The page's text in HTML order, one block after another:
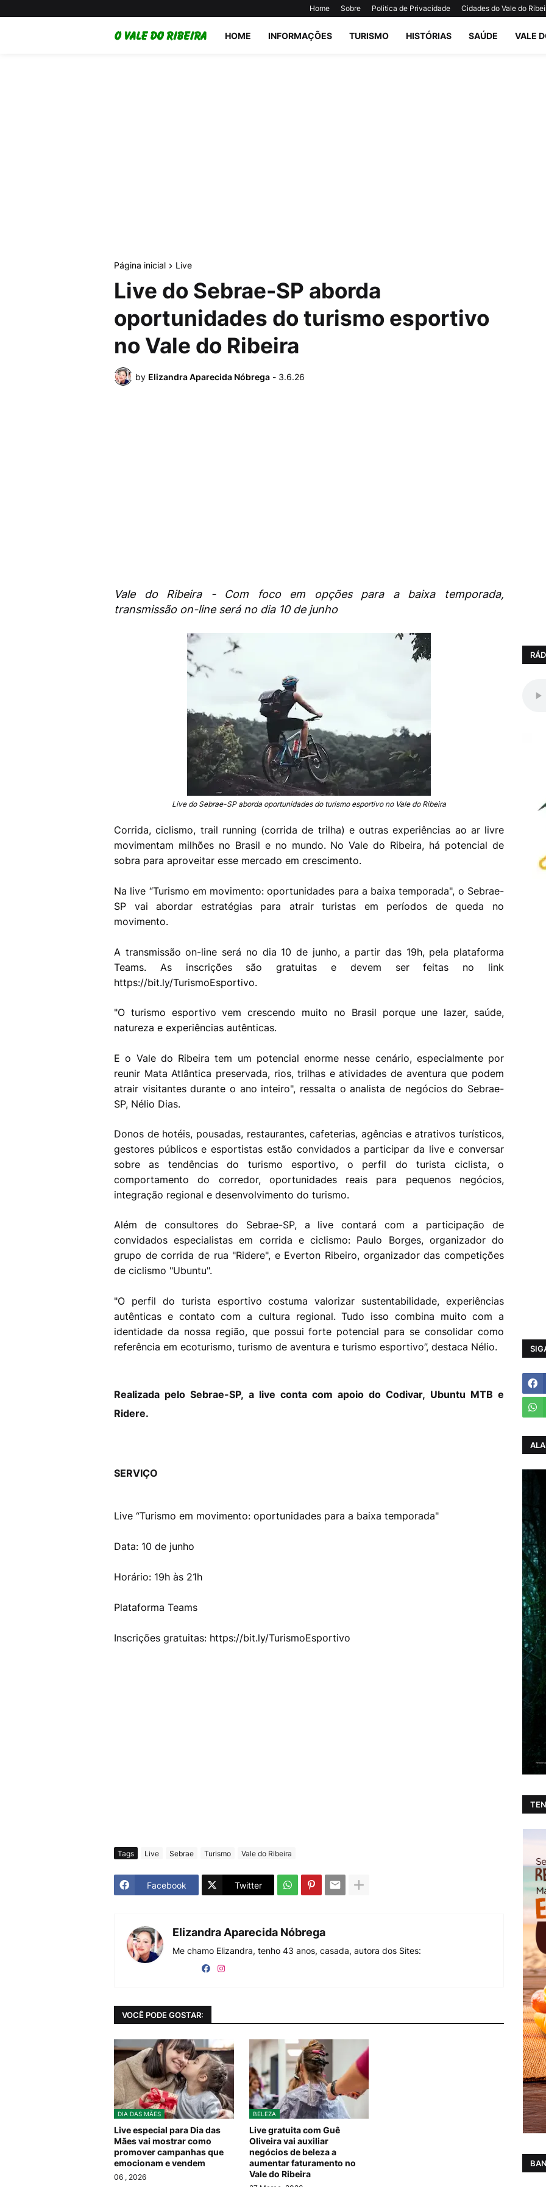
Home Sobre Politica de Privacidade Cidades do Vale do
HOME INFORMAÇÕES TURISMO HISTÓRIAS SAÚDE VALE
Página inicial Live
Live do Sebrae-SP aborda
oportunidades do turismo esportivo
no Vale do Ribeira
by Elizandra Aparecida Nóbrega - 3.6.26
Vale do Ribeira - Com foco em opções para a baixa temporada,
transmissão on-line será no dia 10 de junho
Live do Sebrae-SP aborda oportunidades do turismo esportivo no Vale do Ribeira
Corrida, ciclismo, trail running (corrida de trilha) e outras experiências ao ar livre
movimentam milhões no Brasil e no mundo. No Vale do Ribeira, há potencial de
sobra para aproveitar esse mercado em crescimento.
Na live “Turismo em movimento: oportunidades para a baixa temporada", o Sebrae-
SP vai abordar estratégias para atrair turistas em períodos de queda no
movimento.
A transmissão on-line será no dia 10 de junho, a partir das 19h, pela plataforma
Teams. As inscrições são gratuitas e devem ser feitas no link
https://bit.ly/TurismoEsportivo.
"O turismo esportivo vem crescendo muito no Brasil porque une lazer, saúde,
natureza e experiências autênticas.
E o Vale do Ribeira tem um potencial enorme nesse cenário, especialmente por
reunir Mata Atlântica preservada, rios, trilhas e atividades de aventura que podem
atrair visitantes durante o ano inteiro", ressalta o analista de negócios do Sebrae-
SP, Nélio Dias.
Donos de hotéis, pousadas, restaurantes, cafeterias, agências e atrativos turísticos,
gestores públicos e esportistas estão convidados a participar da live e conversar
sobre as tendências do turismo esportivo, o perfil do turista ciclista, o
comportamento do corredor, oportunidades reais para pequenos negócios,
integração regional e desenvolvimento do turismo.
Além de consultores do Sebrae-SP, a live contará com a participação de
convidados especialistas em corrida e ciclismo: Paulo Borges, organizador do
grupo de corrida de rua "Ridere", e Everton Ribeiro, organizador das competições
de ciclismo "Ubuntu".
"O perfil do turista esportivo costuma valorizar sustentabilidade, experiências
autênticas e contato com a cultura regional. Tudo isso combina muito com a
identidade da nossa região, que possui forte potencial para se consolidar como
referência em ecoturismo, turismo de aventura e turismo esportivo”, destaca Nélio.
Realizada pelo Sebrae-SP, a live conta com apoio do Codivar, Ubuntu MTB e
Ridere.
SERVIÇO
Live “Turismo em movimento: oportunidades para a baixa temporada"
Data: 10 de junho
Horário: 19h às 21h
Plataforma Teams
Inscrições gratuitas: https://bit.ly/TurismoEsportivo
Tags Live Sebrae Turismo Vale do Ribeira
Facebook Twitter
Elizandra Aparecida Nóbrega
Me chamo Elizandra, tenho 43 anos, casada, autora dos Sites:
VOCÊ PODE GOSTAR:
DIA DAS MÃES
Live especial para Dia das
Mães vai mostrar como
promover campanhas que
emocionam e vendem
06 , 2026
BELEZA
Live gratuita com Guê
Oliveira vai auxiliar
negócios de beleza a
aumentar faturamento no
Vale do Ribeira